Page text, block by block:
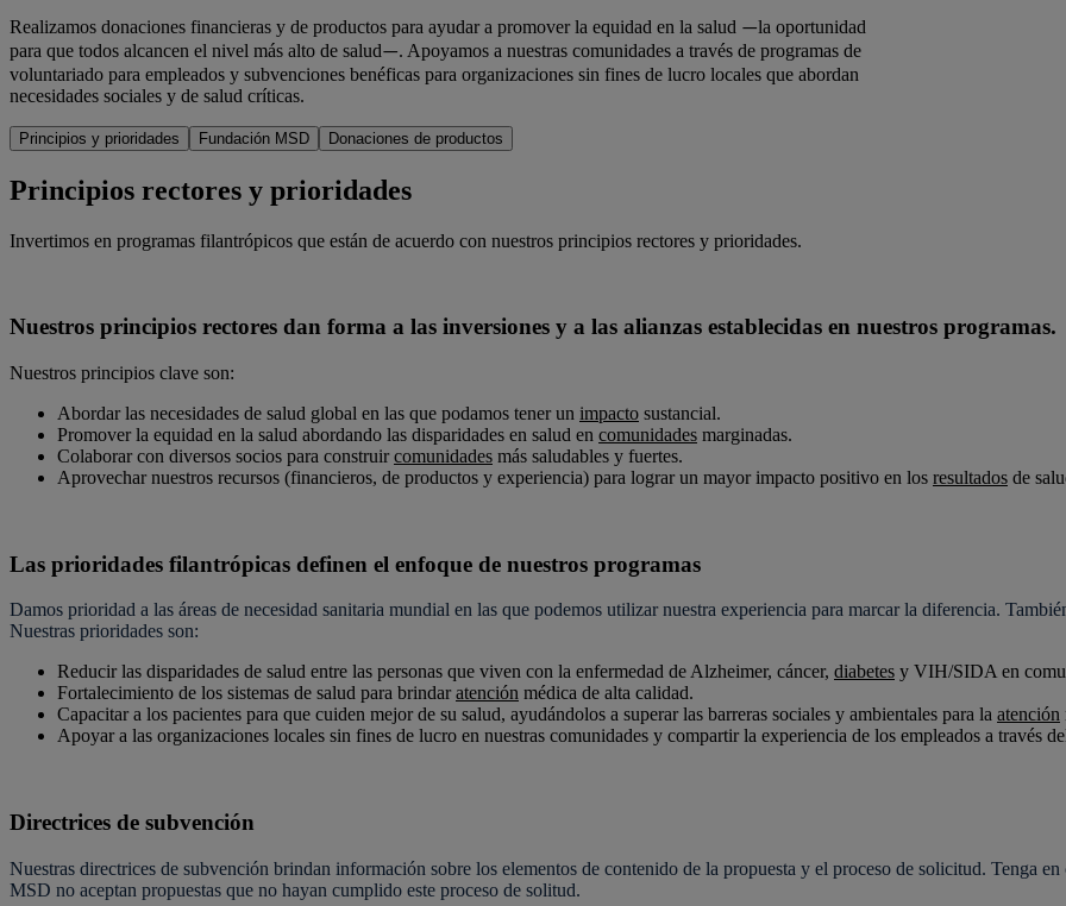
Realizamos donaciones financieras y de productos para ayudar a promover la equidad en la salud —la oportunidad
para que todos alcancen el nivel más alto de salud—. Apoyamos a nuestras comunidades a través de programas de
voluntariado para empleados y subvenciones benéficas para organizaciones sin fines de lucro locales que abordan
necesidades sociales y de salud críticas.
Principios y prioridades Fundación MSD Donaciones de productos
Principios rectores y prioridades
Invertimos en programas filantrópicos que están de acuerdo con nuestros principios rectores y prioridades.
Nuestros principios rectores dan forma a las inversiones y a las alianzas establecidas en nuestros programas.
Nuestros principios clave son:
Abordar las necesidades de salud global en las que podamos tener un impacto sustancial.
Promover la equidad en la salud abordando las disparidades en salud en comunidades marginadas.
Colaborar con diversos socios para construircomunidades más saludables y fuertes.
Aprovechar nuestros recursos (financieros, de productos y experiencia) para lograr un mayor impacto positivo en los resultados de
Las prioridades filantrópicas definen el enfoque de nuestros programas
Damos prioridad a las áreas de necesidad sanitaria mundial en las que podemos utilizar nuestra experiencia para marcar la diferencia.
Nuestras prioridades son:
Reducir las disparidades de salud entre las personas que viven con la enfermedad de Alzheimer, cáncer, diabetes y VIH/SIDA en
Fortalecimiento de los sistemas de salud para brindaratención médica de alta calidad.
Capacitar a los pacientes para que cuiden mejor de su salud, ayudándolos a superar las barreras sociales y ambientales para la atención
Apoyar a las organizaciones locales sin fines de lucro en nuestras comunidades y compartir la experiencia de los empleados a través
Directrices de subvención
Nuestras directrices de subvención brindan información sobre los elementos de contenido de la propuesta y el proceso de solicitud. Tenga
MSD no aceptan propuestas que no hayan cumplido este proceso de solitud.